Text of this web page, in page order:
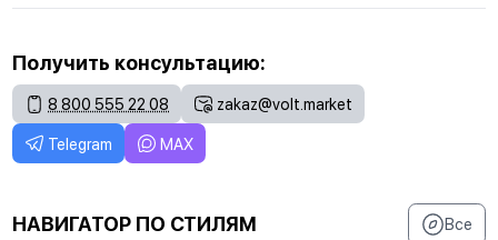
Получить консультацию:
8 800 555 22 08 zakaz@volt.market
Telegram MAX
НАВИГАТОР ПО СТИЛЯМ Все